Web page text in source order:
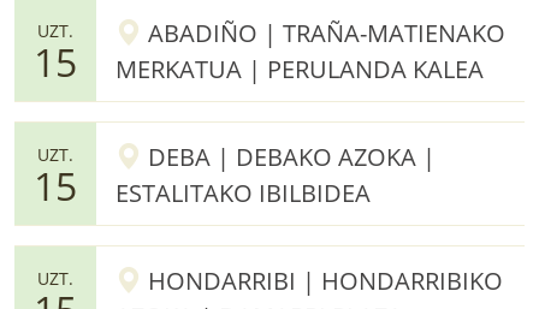
UZT.
15
ABADIÑO | TRAÑA-MATIENAKO
MERKATUA | PERULANDA KALEA
UZT.
15
DEBA | DEBAKO AZOKA |
ESTALITAKO IBILBIDEA
UZT.
HONDARRIBI | HONDARRIBIKO